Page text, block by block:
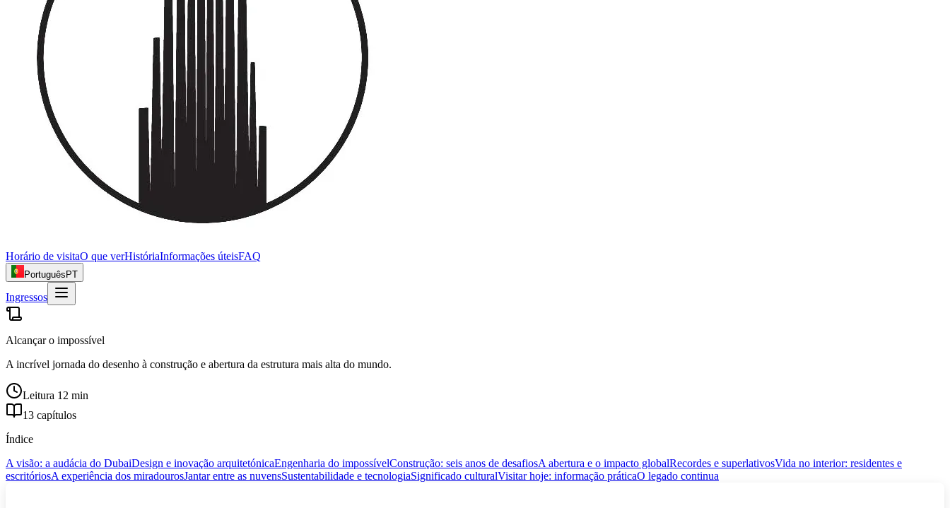
Horário de visitaO que verHistóriaInformações úteisFAQ
Português PT
Ingressos
Alcançar o impossível
A incrível jornada do desenho à construção e abertura da estrutura mais alta do mundo.
Leitura 12 min
13 capítulos
Índice
A visão: a audácia do DubaiDesign e inovação arquitetónicaEngenharia do impossívelConstrução: seis anos de desafiosA abertura e o impacto globalRecordes e superlativosVida no interior: residentes e
escritóriosA experiência dos miradourosJantar entre as nuvensSustentabilidade e tecnologiaSignificado culturalVisitar hoje: informação práticaO legado continua